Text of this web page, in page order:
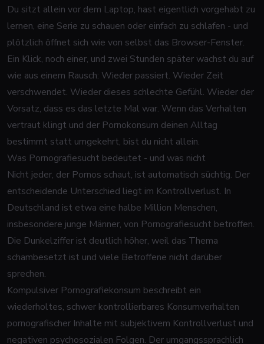
Du sitzt allein vor dem Laptop, hast eigentlich vorgehabt zu
lernen, eine Serie zu schauen oder einfach zu schlafen - und
plötzlich öffnet sich wie von selbst das Browser-Fenster.
Ein Klick, noch einer, und zwei Stunden später wachst du auf
wie aus einem Rausch: Wieder passiert. Wieder Zeit
verschwendet. Wieder dieses schlechte Gefühl. Wieder der
Vorsatz, dass es das letzte Mal war. Wenn das Verhalten
vertraut klingt und der Pornokonsum deinen Alltag
bestimmt statt umgekehrt, bist du nicht allein.
Was Pornografiesucht bedeutet - und was nicht
Nicht jeder, der Pornos schaut, ist automatisch süchtig. Der
entscheidende Unterschied liegt im Kontrollverlust. In
Deutschland ist etwa eine halbe Million Menschen,
insbesondere junge Männer, von Pornografiesucht betroffen.
Die Dunkelziffer ist deutlich höher, weil das Thema
schambesetzt ist und viele Betroffene nicht darüber
sprechen.
Kompulsiver Pornografiekonsum beschreibt ein
wiederholtes, schwer kontrollierbares Konsumverhalten
pornografischer Inhalte mit subjektivem Kontrollverlust und
negativen psychosozialen Folgen. Der umgangssprachlich